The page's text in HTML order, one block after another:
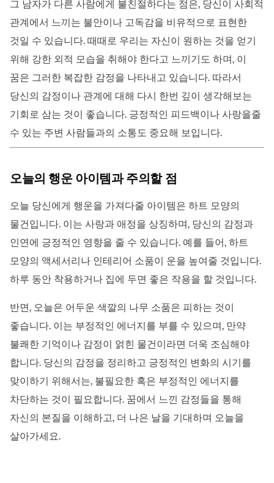
그 남자가 다른 사람에게 불친절하다는 점은, 당신이 사회적
관계에서 느끼는 불안이나 고독감을 비유적으로 표현한
것일 수 있습니다. 때때로 우리는 자신이 원하는 것을 얻기
위해 강한 외적 모습을 취해야 한다고 느끼기도 하며, 이
꿈은 그러한 복잡한 감정을 나타내고 있습니다. 따라서
당신의 감정이나 관계에 대해 다시 한번 깊이 생각해보는
기회로 삼는 것이 좋습니다. 긍정적인 피드백이나 사랑을줄
수 있는 주변 사람들과의 소통도 중요해 보입니다.
오늘의 행운 아이템과 주의할 점
오늘 당신에게 행운을 가져다줄 아이템은 하트 모양의
물건입니다. 이는 사랑과 애정을 상징하며, 당신의 감정과
인연에 긍정적인 영향을 줄 수 있습니다. 예를 들어, 하트
모양의 액세서리나 인테리어 소품이 운을 높여줄 것입니다.
하루 동안 착용하거나 집에 두면 좋은 작용을 할 것입니다.
반면, 오늘은 어두운 색깔의 나무 소품은 피하는 것이
좋습니다. 이는 부정적인 에너지를 부를 수 있으며, 만약
불쾌한 기억이나 감정이 얽힌 물건이라면 더욱 조심해야
합니다. 당신의 감정을 정리하고 긍정적인 변화의 시기를
맞이하기 위해서는, 불필요한 혹은 부정적인 에너지를
차단하는 것이 필요합니다. 꿈에서 느낀 감정들을 통해
자신의 본질을 이해하고, 더 나은 날을 기대하며 오늘을
살아가세요.